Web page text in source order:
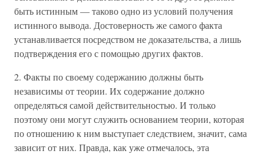
быть истинным — таково одно из условий получения
истинного вывода. Достоверность же самого факта
устанавливается посредством не доказательства, а лишь
подтверждения его с помощью других фактов.
2. Факты по своему содержанию должны быть
независимы от теории. Их содержание должно
определяться самой действительностью. И только
поэтому они могут служить основанием теории, которая
по отношению к ним выступает следствием, значит, сама
зависит от них. Правда, как уже отмечалось, эта